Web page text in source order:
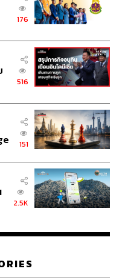
Warning) ระบบ
งสัญลักษณ์บนแผงหน้า
จะออกนอกเลน LDP
จะช่วยควบคุมและปรับ
อน เพื่อให้รถกลับมาอยู่
ในเลน LKA (Lane
เลนซ้ายและขวา จะปรับ
ให้อยู่ตรงกลางเลน ทั้งนี้
บคุมพวงมาลัยอย่างต่อ
น พร้อมแสดงสัญลักษณ์
วงมาลัย ซึ่งทั้ง 3 ระบบ
ว่า 60 กิโลเมตรต่อ
176
516
151
2.5K